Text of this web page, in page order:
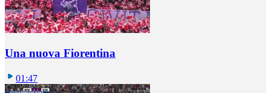
Una nuova Fiorentina
01:47